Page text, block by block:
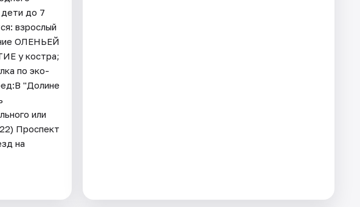
до 7
взрослый
ОЛЕНЬЕЙ
у костра;
по эко-
"Долине
или
Проспект
на